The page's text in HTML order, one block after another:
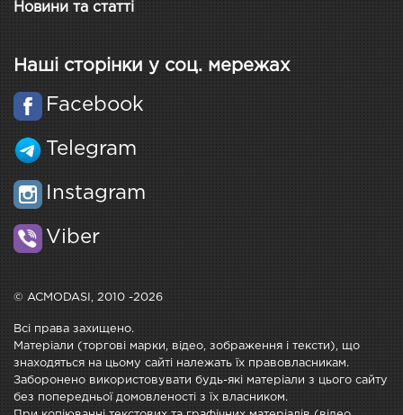
Новини та статті
Наші сторінки у соц. мережах
Facebook
Telegram
Instagram
Viber
© ACMODASI, 2010 -2026
Всі права захищено.
Матеріали (торгові марки, відео, зображення і тексти), що
знаходяться на цьому сайті належать їх правовласникам.
Заборонено використовувати будь-які матеріали з цього сайту
без попередньої домовленості з їх власником.